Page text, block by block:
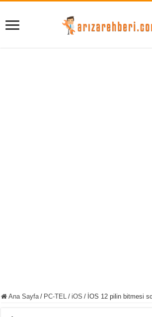
Ana Sayfa / PC-TEL / iOS / İOS 12 pilin bitmesi